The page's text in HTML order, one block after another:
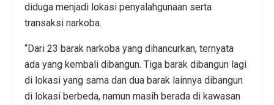
diduga menjadi lokasi penyalahgunaan serta
transaksi narkoba.
“Dari 23 barak narkoba yang dihancurkan, ternyata
ada yang kembali dibangun. Tiga barak dibangun lagi
di lokasi yang sama dan dua barak lainnya dibangun
di lokasi berbeda, namun masih berada di kawasan